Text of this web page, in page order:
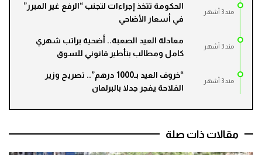
مند 3 أشهر
الحكومة تتخذ إجراءات لتجنب “الرفع غير المبرر”
في أسعار الأضاحي
مند 3 أشهر
معادلة العيد الصعبة.. أضحية براتب شهري
كامل ومطالب بتأطير قانوني للسوق
مند 3 أشهر
“خروف العيد بـ1000 درهم”.. تصريح وزير
الفلاحة يفجر جدلا بالبرلمان
مقالات ذات صلة